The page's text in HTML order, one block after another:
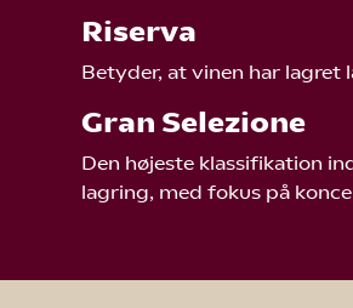
Riserva
Betyder, at vinen har
Gran Selezione
Den højeste klassifikation
lagring, med fokus på